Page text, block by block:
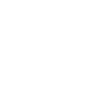
einzusetzen. Dies macht
die einen